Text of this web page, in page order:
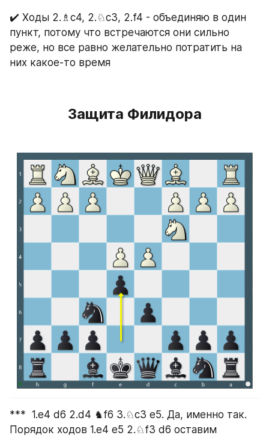
✔️ Ходы 2.♗с4, 2.♘c3, 2.f4 - объединяю в один
пункт, потому что встречаются они сильно
реже, но все равно желательно потратить на
них какое-то время
Защита Филидора
***  1.е4 d6 2.d4 ♞f6 3.♘c3 e5. Да, именно так.
Порядок ходов 1.е4 е5 2.♘f3 d6 оставим